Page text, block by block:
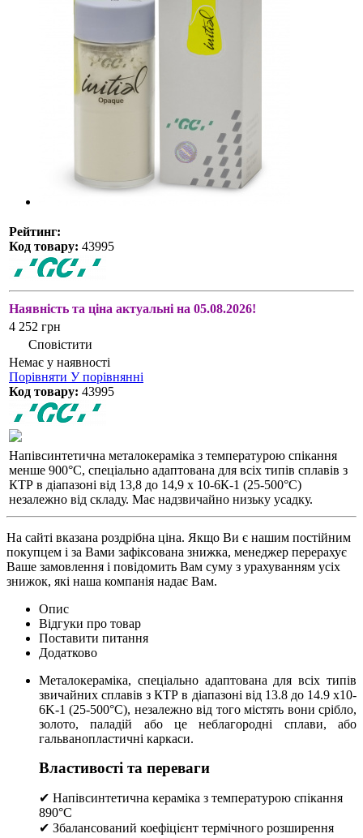
Рейтинг:
Код товару: 43995
Наявність та ціна актуальні на 05.08.2026!
4 252 грн
Сповістити
Немає у наявності
Порівняти У порівнянні
Код товару: 43995
Напівсинтетична металокераміка з температурою спікання
менше 900°С, спеціально адаптована для всіх типів сплавів з
КТР в діапазоні від 13,8 до 14,9 х 10-6К-1 (25-500°С)
незалежно від складу. Має надзвичайно низьку усадку.
На сайті вказана роздрібна ціна. Якщо Ви є нашим постійним
покупцем і за Вами зафіксована знижка, менеджер перерахує
Ваше замовлення і повідомить Вам суму з урахуванням усіх
знижок, які наша компанія надає Вам.
Опис
Відгуки про товар
Поставити питання
Додатково
Металокераміка, спеціально адаптована для всіх типів
звичайних сплавів з КТР в діапазоні від 13.8 до 14.9 x10-
6K-1 (25-500°C), незалежно від того містять вони срібло,
золото, паладій або це неблагородні сплави, або
гальванопластичні каркаси.
Властивості та переваги
✔ Напівсинтетична кераміка з температурою спікання
890°C
✔ Збалансований коефіцієнт термічного розширення